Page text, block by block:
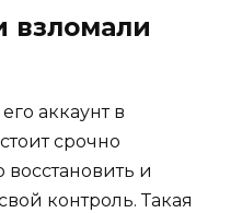
взломали
аккаунт в
срочно
восстановить и
контроль. Такая